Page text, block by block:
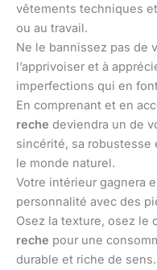
vêtements techniques
ou au travail.
Ne le bannissez pas de
l’apprivoiser et à
imperfections qui en
En comprenant et en
reche deviendra un de
sincérité, sa robustesse
le monde naturel.
Votre intérieur gagnera
personnalité avec des
Osez la texture, osez le
reche pour une
durable et riche de sens.